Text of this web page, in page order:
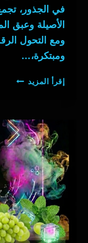
في الجذور،
الأصيلة وعبق
ومع التحول
ومبتكرة،…
إقرأ المزيد كوفي